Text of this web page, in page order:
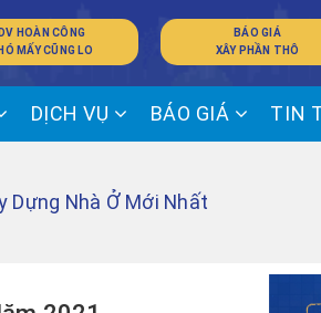
DV HOÀN CÔNG
MẤY CŨNG LO
BÁO GIÁ
XÂY PHẦN THÔ
DỊCH VỤ BÁO GIÁ TIN
Dựng Nhà Ở Mới Nhất